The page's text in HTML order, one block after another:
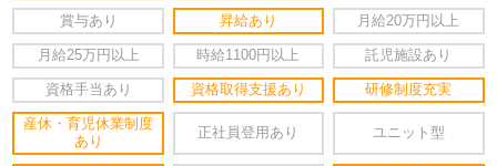
賞与あり 昇給あり 月給20万円以上
月給25万円以上 時給1100円以上 託児施設あり
資格手当あり 資格取得支援あり 研修制度充実
産休・育児休業制度
あり
正社員登用あり ユニット型